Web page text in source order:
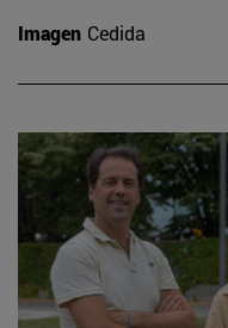
Imagen Cedida